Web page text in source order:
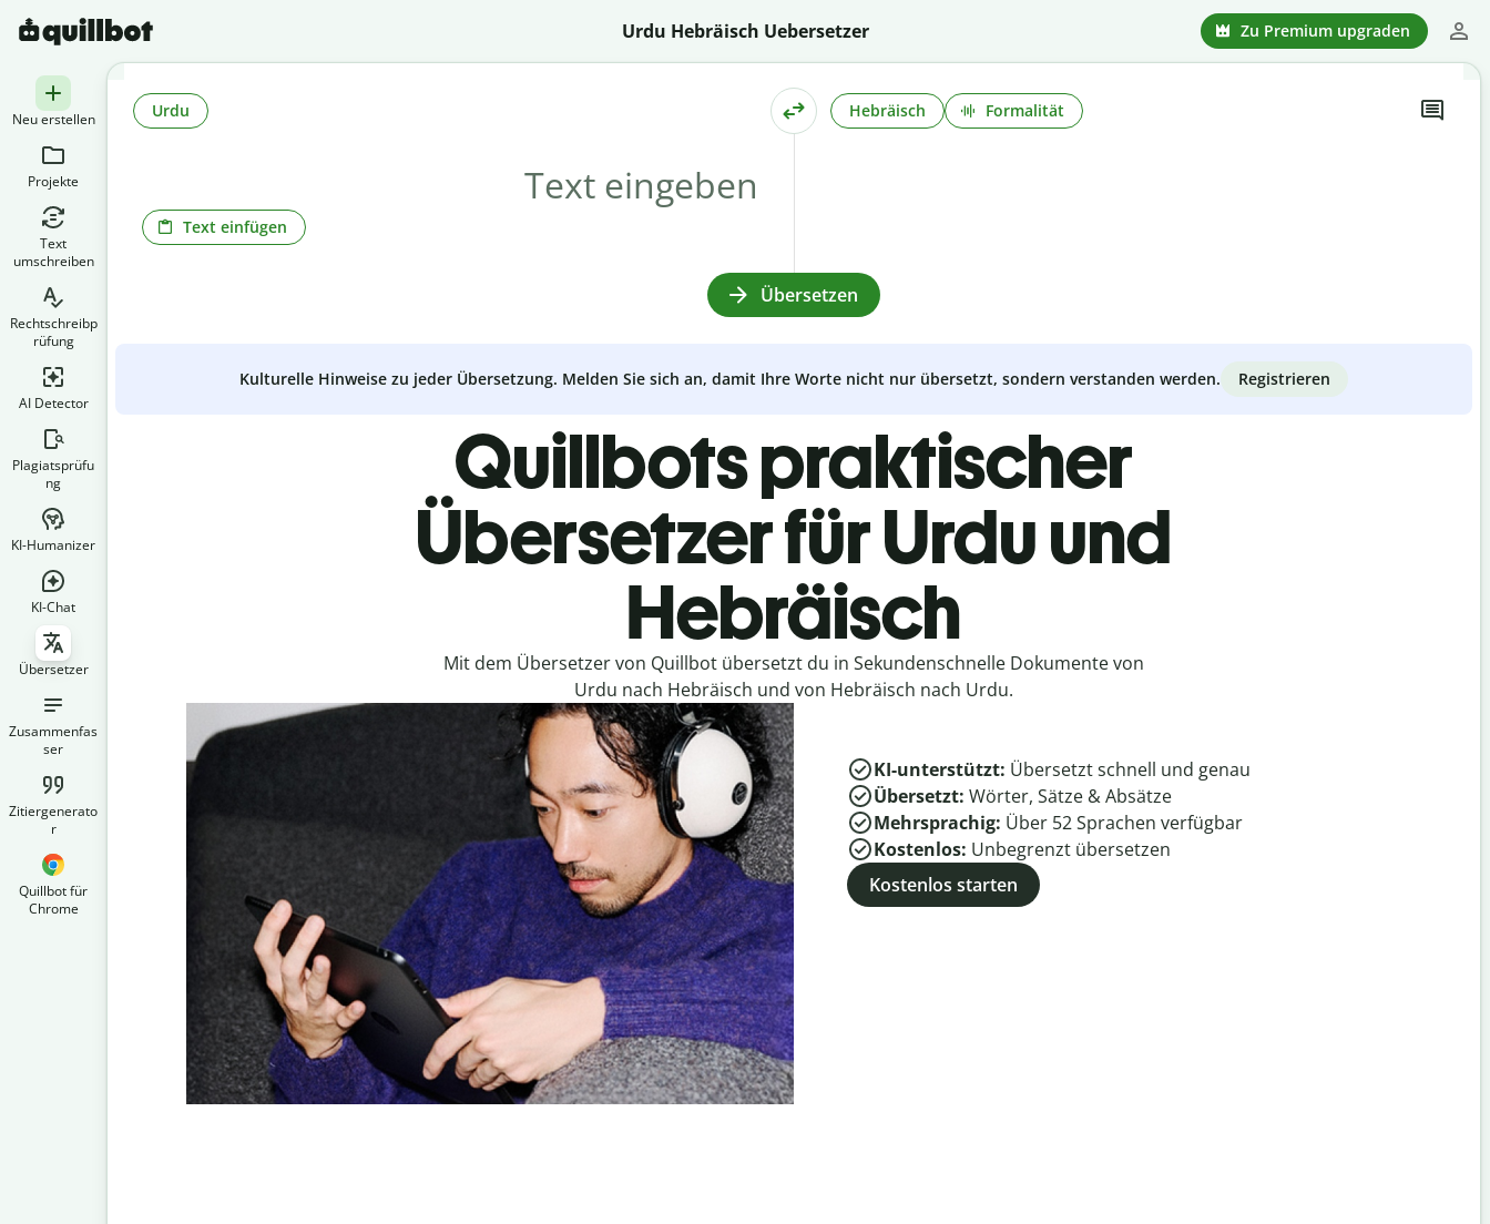
Urdu Hebräisch Uebersetzer Zu Premium upgraden
Neu erstellen
Projekte
Text
umschreiben
Rechtschreibp
rüfung
AI Detector
Plagiatsprüfu
ng
KI-Humanizer
KI-Chat
Übersetzer
Zusammenfas
ser
Zitiergenerato
r
Quillbot für
Chrome
Text einfügen
Urdu Hebräisch Formalität
Übersetzen
Kulturelle Hinweise zu jeder Übersetzung. Melden Sie sich an, damit Ihre Worte nicht nur übersetzt, sondern verstanden werden. Registrieren
Quillbots praktischer
Übersetzer für Urdu und
Hebräisch
Mit dem Übersetzer von Quillbot übersetzt du in Sekundenschnelle Dokumente von
Urdu nach Hebräisch und von Hebräisch nach Urdu.
KI-unterstützt: Übersetzt schnell und genau
Übersetzt: Wörter, Sätze & Absätze
Mehrsprachig: Über 52Sprachen verfügbar
Kostenlos: Unbegrenzt übersetzen
Kostenlos starten